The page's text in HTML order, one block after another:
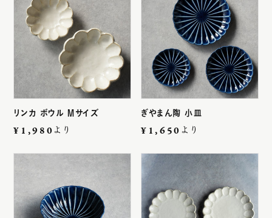
1,000円～3,000円
3,000円～6,000円
6,000円～9,000円
9,000円～
ご案内
GUIDE
ギフトラッピングについて
リンカ ボウル Mサイズ
¥1,980より
ぎやまん陶 小皿
¥1,650より